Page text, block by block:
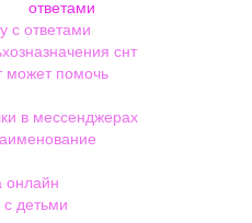
с ответами
снт
может помочь
в мессенджерах
онлайн
детьми